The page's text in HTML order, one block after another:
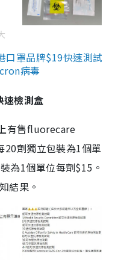
口罩品牌$19快速測試
病毒
檢測盒
有售fluorecare
20劑獨立包裝為1個單
為1個單位每劑$15。
結果。